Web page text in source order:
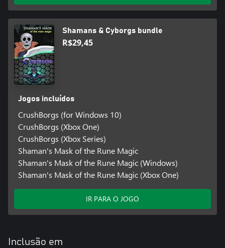
Shamans & Cyborgs bundle
R$29,45
Jogos incluídos
CrushBorgs (for Windows 10)
CrushBorgs (Xbox One)
CrushBorgs (Xbox Series)
Shaman's Mask of the Rune Magic
Shaman's Mask of the Rune Magic (Windows)
Shaman's Mask of the Rune Magic (Xbox One)
IR PARA O JOGO
Inclusão em